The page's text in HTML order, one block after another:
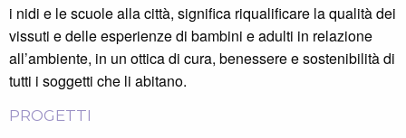
i nidi e le scuole alla città, significa riqualificare la qualità dei
vissuti e delle esperienze di bambini e adulti in relazione
all’ambiente, in un ottica di cura, benessere e sostenibilità di
tutti i soggetti che li abitano.
PROGETTI